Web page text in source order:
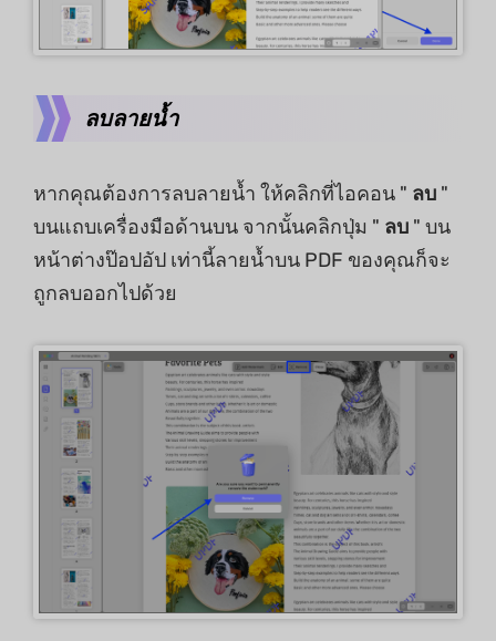
ลบลายน้ำ
หากคุณต้องการลบลายน้ำ ให้คลิกที่ไอคอน " ลบ "
บนแถบเครื่องมือด้านบน จากนั้นคลิกปุ่ม " ลบ " บน
หน้าต่างป๊อปอัป เท่านี้ลายน้ำบน PDF ของคุณก็จะ
ถูกลบออกไปด้วย